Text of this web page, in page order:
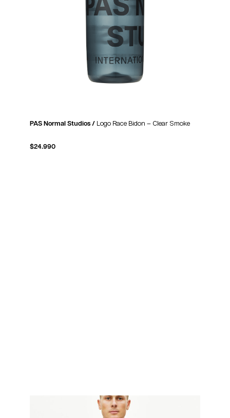
PAS Normal Studios / Logo Race Bidon – Clear Smoke
$24.990